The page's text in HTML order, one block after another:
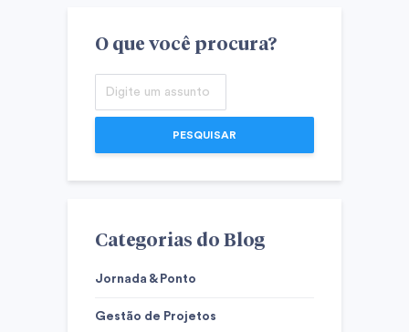
O que você procura?
PESQUISAR
Categorias do Blog
Jornada & Ponto
Gestão de Projetos